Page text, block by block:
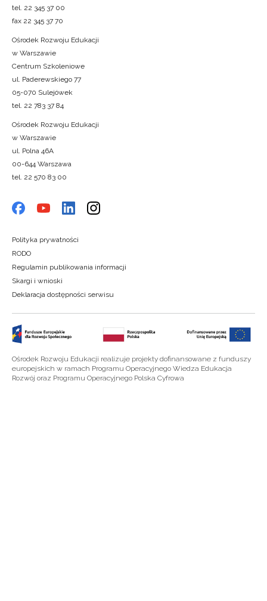
tel. 22 345 37 00
fax 22 345 37 70
Ośrodek Rozwoju Edukacji
w Warszawie
Centrum Szkoleniowe
ul. Paderewskiego 77
05-070 Sulejówek
tel. 22 783 37 84
Ośrodek Rozwoju Edukacji
w Warszawie
ul. Polna 46A
00-644 Warszawa
tel. 22 570 83 00
Polityka prywatności
RODO
Regulamin publikowania informacji
Skargi i wnioski
Deklaracja dostępności serwisu
Ośrodek Rozwoju Edukacji realizuje projekty dofinansowane z funduszy
europejskich w ramach Programu Operacyjnego Wiedza Edukacja
Rozwój oraz Programu Operacyjnego Polska Cyfrowa